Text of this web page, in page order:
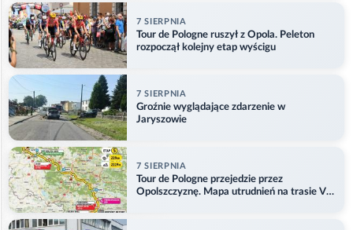
7 SIERPNIA
Tour de Pologne ruszył z Opola. Peleton
rozpoczął kolejny etap wyścigu
7 SIERPNIA
Groźnie wyglądające zdarzenie w
Jaryszowie
7 SIERPNIA
Tour de Pologne przejedzie przez
Opolszczyznę. Mapa utrudnień na trasie V